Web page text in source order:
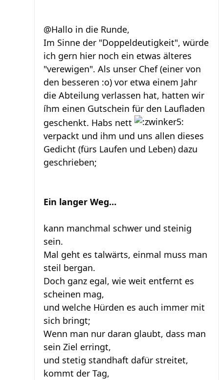
@Hallo in die Runde,
Im Sinne der "Doppeldeutigkeit", würde
ich gern hier noch ein etwas älteres
"verewigen". Als unser Chef (einer von
den besseren :o) vor etwa einem Jahr
die Abteilung verlassen hat, hatten wir
íhm einen Gutschein für den Laufladen
geschenkt. Habs nett
verpackt und ihm und uns allen dieses
Gedicht (fürs Laufen und Leben) dazu
geschrieben;
Ein langer Weg…
kann manchmal schwer und steinig
sein.
Mal geht es talwärts, einmal muss man
steil bergan.
Doch ganz egal, wie weit entfernt es
scheinen mag,
und welche Hürden es auch immer mit
sich bringt;
Wenn man nur daran glaubt, dass man
sein Ziel erringt,
und stetig standhaft dafür streitet,
kommt der Tag,